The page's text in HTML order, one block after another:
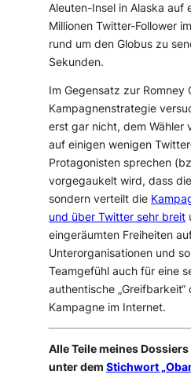
Aleuten-Insel in Alaska auf
Millionen Twitter-Follower
rund um den Globus zu
Sekunden.
Im Gegensatz zur Romney
Kampagnenstrategie
erst gar nicht, dem Wähler
auf einigen wenigen
Protagonisten sprechen
vorgegaukelt wird, dass
sondern verteilt die
und über Twitter sehr breit
eingeräumten Freiheiten
Unterorganisationen und
Teamgefühl auch für eine
authentische
Kampagne im Internet.
Alle Teile meines
unter demStichwort